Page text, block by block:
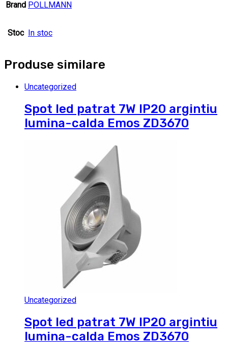
Brand POLLMANN
Stoc In stoc
Produse similare
Uncategorized
Spot led patrat 7W IP20 argintiu
lumina-calda Emos ZD3670
Uncategorized
Spot led patrat 7W IP20 argintiu
lumina-calda Emos ZD3670